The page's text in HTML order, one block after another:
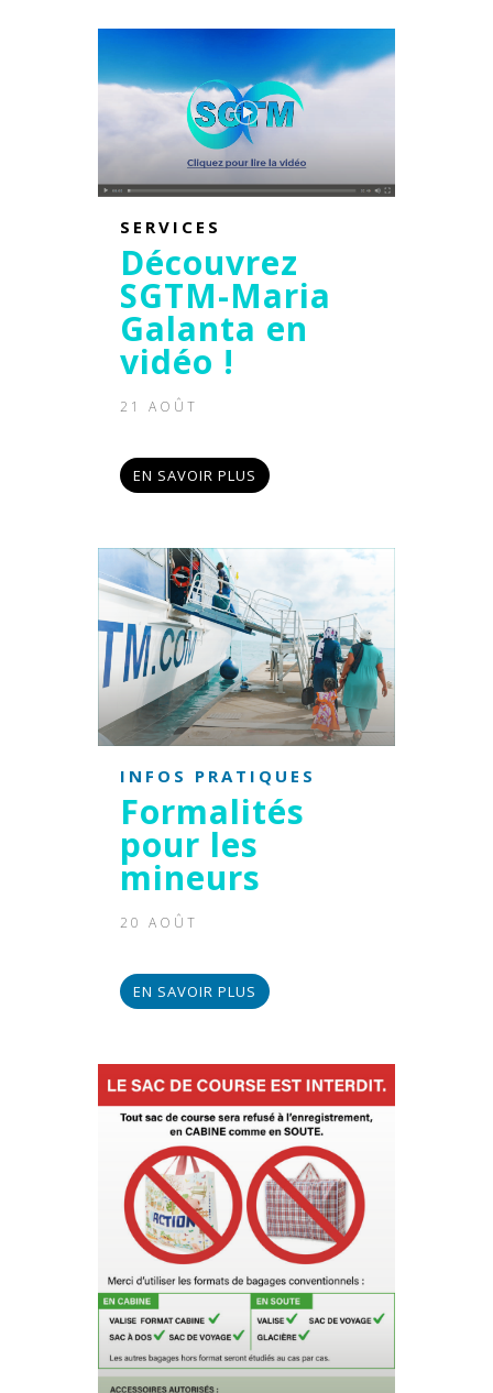
SERVICES
Découvrez
SGTM-Maria
Galanta en
vidéo !
21 AOÛT
EN SAVOIR PLUS
INFOS PRATIQUES
Formalités
pour les
mineurs
20 AOÛT
EN SAVOIR PLUS